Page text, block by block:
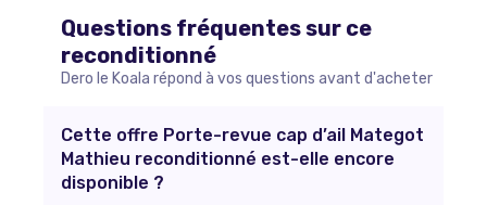
Questions fréquentes sur ce
reconditionné
Dero le Koala répond à vos questions avant d'acheter
Cette offre Porte-revue cap d’ail Mategot
Mathieu reconditionné est-elle encore
disponible ?